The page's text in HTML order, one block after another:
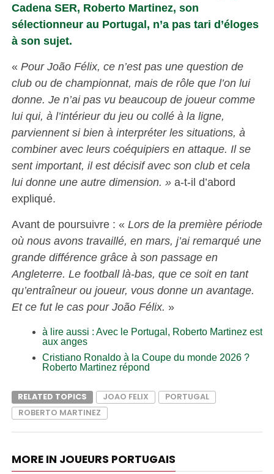
Cadena SER, Roberto Martinez, son
sélectionneur au Portugal, n’a pas tari d’éloges
à son sujet.
« Pour João Félix, ce n’est pas une question de
club ou de championnat, mais de rôle que l’on lui
donne. Je n’ai pas vu beaucoup de joueur comme
lui qui, à l’intérieur du jeu ou collé à la ligne,
parviennent si bien à interpréter les situations, à
combiner avec leurs coéquipiers en attaque. Il se
sent important, il est décisif avec son club et cela
lui donne une autre dimension. » a-t-il d’abord
expliqué.
Avant de poursuivre : « Lors de la première période
où nous avons travaillé, en mars, j’ai remarqué une
grande différence grâce à son passage en
Angleterre. Le football là-bas, que ce soit en tant
qu’entraîneur ou joueur, vous donne un avantage.
Et ce fut le cas pour João Félix. »
à lire aussi : Avec le Portugal, Roberto Martinez est
aux anges
Cristiano Ronaldo à la Coupe du monde 2026 ?
Roberto Martinez répond
RELATED TOPICS JOAO FELIX
PORTUGAL
ROBERTO MARTINEZ
MORE IN JOUEURS PORTUGAIS